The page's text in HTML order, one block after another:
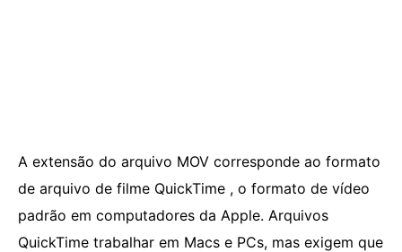
A extensão do arquivo MOV corresponde ao formato
de arquivo de filme QuickTime , o formato de vídeo
padrão em computadores da Apple. Arquivos
QuickTime trabalhar em Macs e PCs, mas exigem que